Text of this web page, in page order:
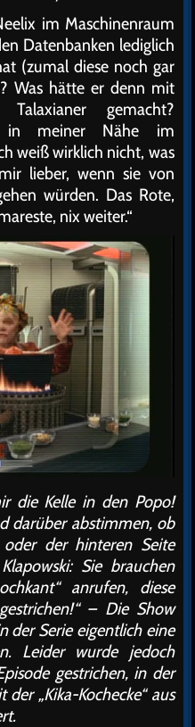
im Maschinenraum
Datenbanken lediglich
(zumal diese noch gar
Was hätte er denn mit
Talaxianer gemacht?
in meiner Nähe im
weiß wirklich nicht, was
lieber, wenn sie von
würden. Das Rote,
nix weiter.“
die Kelle in den Popo!
darüber abstimmen, ob
der hinteren Seite
Sie brauchen
anrufen, diese
– Die Show
der Serie eigentlich eine
Leider wurde jedoch
gestrichen, in der
„Kika-Kochecke“ aus